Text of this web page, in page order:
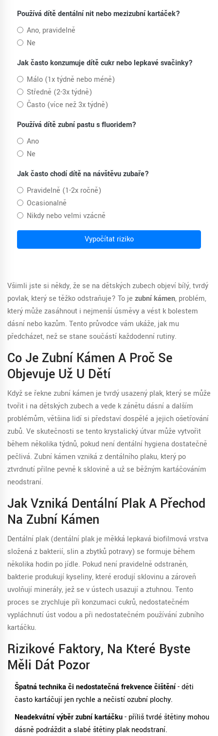
Používá dítě dentální nit nebo mezizubní kartáček?
Ano, pravidelně
Ne
Jak často konzumuje dítě cukr nebo lepkavé svačinky?
Málo (1x týdně nebo méně)
Středně (2-3x týdně)
Často (více než 3x týdně)
Používá dítě zubní pastu s fluoridem?
Ano
Ne
Jak často chodí dítě na návštěvu zubaře?
Pravidelně (1-2x ročně)
Ocasionalně
Nikdy nebo velmi vzácně
Vypočítat riziko
Všimli jste si někdy, že se na dětských zubech objeví bílý, tvrdý
povlak, který se těžko odstraňuje? To je zubní kámen, problém,
který může zasáhnout i nejmenší úsměvy a vést k bolestem
dásní nebo kazům. Tento průvodce vám ukáže, jak mu
předcházet, než se stane součástí každodenní rutiny.
Co Je Zubní Kámen A Proč Se
Objevuje Už U Dětí
Když se řekne zubní kámen je tvrdý usazený plak, který se může
tvořit i na dětských zubech a vede k zánětu dásní a dalším
problémům, většina lidí si představí dospělé a jejich ošetřování
zubů. Ve skutečnosti se tento krystalický útvar může vytvořit
během několika týdnů, pokud není dentální hygiena dostatečně
pečlivá. Zubní kámen vzniká z dentálního plaku, který po
ztvrdnutí přilne pevně k sklovině a už se běžným kartáčováním
neodstraní.
Jak Vzniká Dentální Plak A Přechod
Na Zubní Kámen
Dentální plak (dentální plak je měkká lepkavá biofilmová vrstva
složená z bakterií, slin a zbytků potravy) se formuje během
několika hodin po jídle. Pokud není pravidelně odstraněn,
bakterie produkují kyseliny, které erodují sklovinu a zároveň
uvolňují minerály, jež se v ústech usazují a ztuhnou. Tento
proces se zrychluje při konzumaci cukrů, nedostatečném
vypláchnutí úst vodou a při nedostatečném používání zubního
kartáčku.
Rizikové Faktory, Na Které Byste
Měli Dát Pozor
Špatná technika či nedostatečná frekvence čištění- děti
často kartáčují jen rychle a nečistí ozubní plochy.
Neadekvátní výběr zubní kartáčku- příliš tvrdé štětiny mohou
dásně podráždit a slabé štětiny plak neodstraní.